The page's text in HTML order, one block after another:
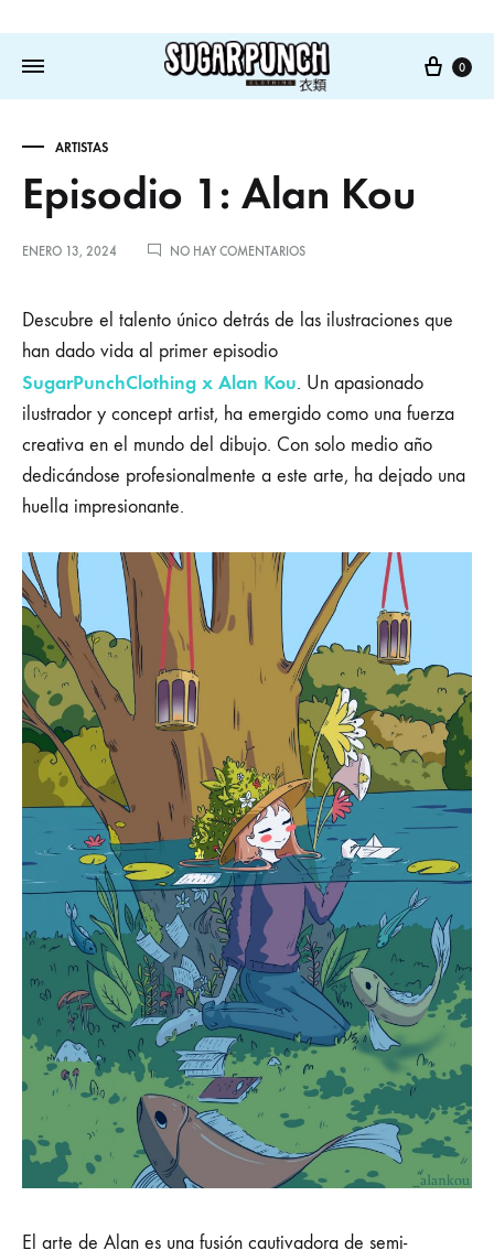
Cart
0
ARTISTAS
Episodio 1: Alan Kou
ENERO 13, 2024 NO HAY COMENTARIOSEN
ALAN
KOU
Descubre el talento único detrás de las ilustraciones que
han dado vida al primer episodio
SugarPunchClothing x Alan Kou. Un apasionado
ilustrador y concept artist, ha emergido como una fuerza
creativa en el mundo del dibujo. Con solo medio año
dedicándose profesionalmente a este arte, ha dejado una
huella impresionante.
El arte de Alan es una fusión cautivadora de semi-